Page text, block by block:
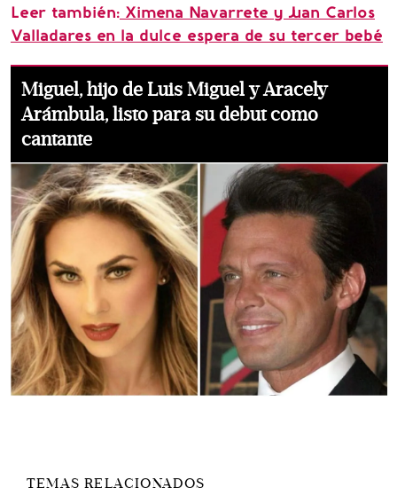
Leer también: Ximena Navarrete y Juan Carlos
Valladares en la dulce espera de su tercer bebé
Miguel, hijo de Luis Miguel y Aracely
Arámbula, listo para su debut como
cantante
TEMAS RELACIONADOS